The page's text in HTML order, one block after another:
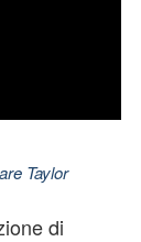
Taylor
di